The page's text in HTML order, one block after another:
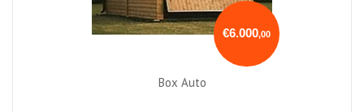
€6.000,00
Box Auto